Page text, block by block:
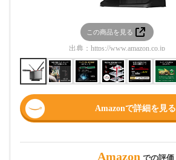
この商品を見る
出典： https://www.amazon.co.jp
Amazonで詳細を見る
Amazon での評価